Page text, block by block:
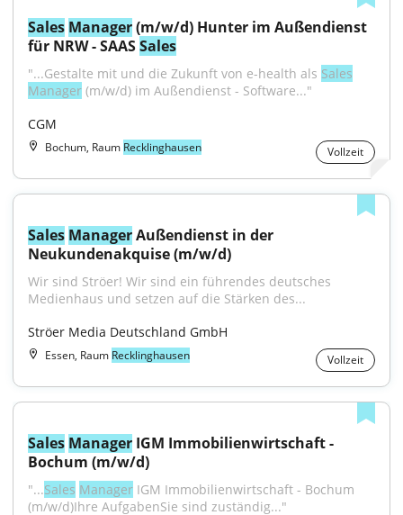
Sales Manager (m/w/d) Hunter im Außendienst
für NRW - SAAS Sales
"...Gestalte mit und die Zukunft von e-health als Sales
Manager (m/w/d) im Außendienst - Software..."
CGM
Bochum, Raum Recklinghausen Vollzeit
Sales Manager Außendienst in der
Neukundenakquise (m/w/d)
Wir sind Ströer! Wir sind ein führendes deutsches
Medienhaus und setzen auf die Stärken des...
Ströer Media Deutschland GmbH
Essen, Raum Recklinghausen Vollzeit
Sales Manager IGM Immobilienwirtschaft -
Bochum (m/w/d)
"...Sales Manager IGM Immobilienwirtschaft - Bochum
(m/w/d)Ihre AufgabenSie sind zuständig..."